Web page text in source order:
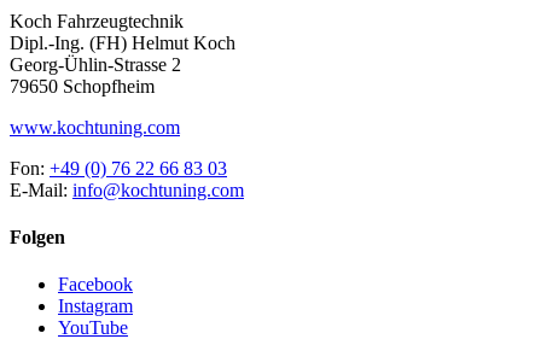
Koch Fahrzeugtechnik
Dipl.-Ing. (FH) Helmut Koch
Georg-Ühlin-Strasse 2
79650 Schopfheim
www.kochtuning.com
Fon: +49 (0) 76 22 66 83 03
E-Mail: info@kochtuning.com
Folgen
Facebook
Instagram
YouTube